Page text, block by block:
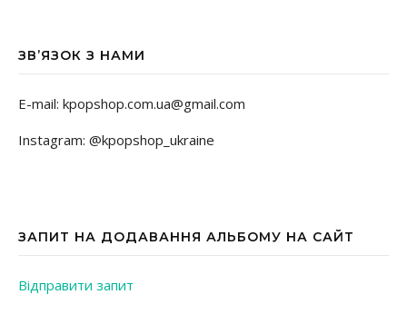
ЗВ’ЯЗОК З НАМИ
E-mail: kpopshop.com.ua@gmail.com
Instagram: @kpopshop_ukraine
ЗАПИТ НА ДОДАВАННЯ АЛЬБОМУ НА САЙТ
Відправити запит